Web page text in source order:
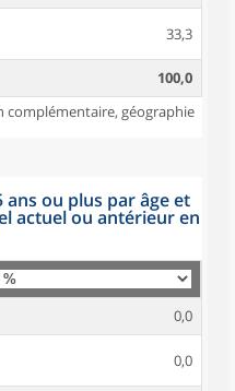
33,3
100,0
complémentaire, géographie
ans ou plus par âge et
actuel ou antérieur en
0,0
0,0